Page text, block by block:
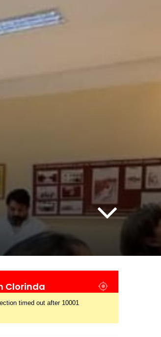
Clorinda
timed out after 10001